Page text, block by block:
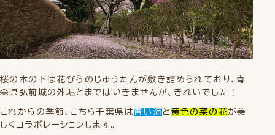
桜の木の下は花びらのじゅうたんが敷き詰められており、青
森県弘前城の外堀とまではいきませんが、きれいでした！
これからの季節、こちら千葉県は青い海と 黄色の菜の花が美
しくコラボレーションします。